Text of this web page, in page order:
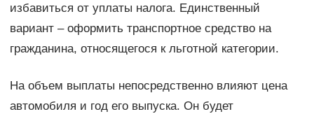
избавиться от уплаты налога. Единственный
вариант – оформить транспортное средство на
гражданина, относящегося к льготной категории.
На объем выплаты непосредственно влияют цена
автомобиля и год его выпуска. Он будет